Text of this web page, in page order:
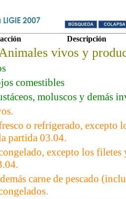
Descripción
vivos y
comestibles
moluscos y demás
o refrigerado, excepto
partida 03.04.
excepto los filetes
carne de pescado